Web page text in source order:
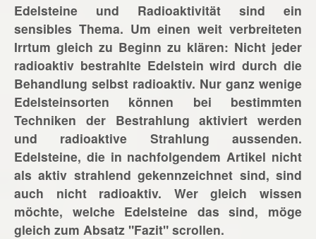
Edelsteine und Radioaktivität sind ein
sensibles Thema. Um einen weit verbreiteten
Irrtum gleich zu Beginn zu klären: Nicht jeder
radioaktiv bestrahlte Edelstein wird durch die
Behandlung selbst radioaktiv. Nur ganz wenige
Edelsteinsorten können bei bestimmten
Techniken der Bestrahlung aktiviert werden
und radioaktive Strahlung aussenden.
Edelsteine, die in nachfolgendem Artikel nicht
als aktiv strahlend gekennzeichnet sind, sind
auch nicht radioaktiv. Wer gleich wissen
möchte, welche Edelsteine das sind, möge
gleich zum Absatz "Fazit" scrollen.